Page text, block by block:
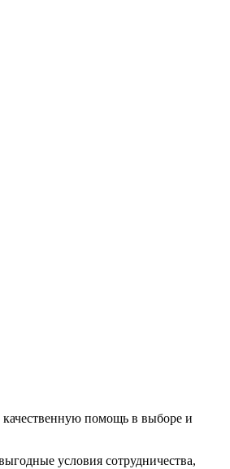
качественную помощь в выборе и
условия сотрудничества,